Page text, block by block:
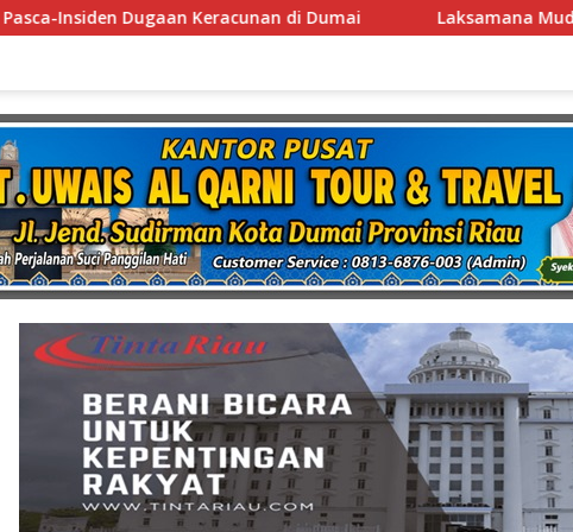
Laksamana Muda TNI (Purn.) Dr. Nazali Lempo